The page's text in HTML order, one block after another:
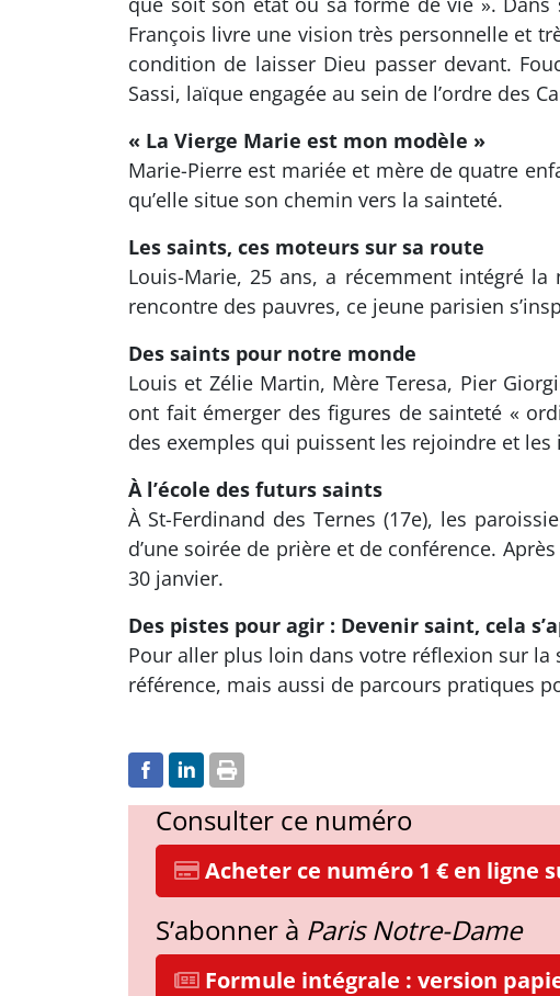
François livre une vision très personnelle et
condition de laisser Dieu passer devant.
Sassi, laïque engagée au sein de l’ordre des
« La Vierge Marie est mon modèle »
Marie-Pierre est mariée et mère de quatre
qu’elle situe son chemin vers la sainteté.
Les saints, ces moteurs sur sa route
Louis-Marie, 25 ans, a récemment intégré
rencontre des pauvres, ce jeune parisien
Des saints pour notre monde
Louis et Zélie Martin, Mère Teresa, Pier
ont fait émerger des figures de sainteté «
des exemples qui puissent les rejoindre et
À l’école des futurs saints
À St-Ferdinand des Ternes (17e), les
d’une soirée de prière et de conférence.
30 janvier.
Des pistes pour agir : Devenir saint, cela
Pour aller plus loin dans votre réflexion sur la
référence, mais aussi de parcours pratiques
Consulter ce numéro
Acheter ce numéro 1 € en ligne
S’abonner à Paris Notre-Dame
Formule intégrale : version